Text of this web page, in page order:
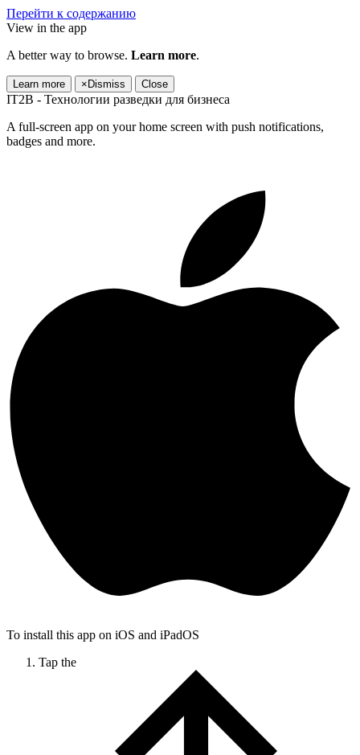
Перейти к содержанию
View in the app
A better way to browse. Learn more.
Learn more × Dismiss Close
IT2B - Технологии разведки для бизнеса
A full-screen app on your home screen with push notifications,
badges and more.
To install this app on iOS and iPadOS
Tap the